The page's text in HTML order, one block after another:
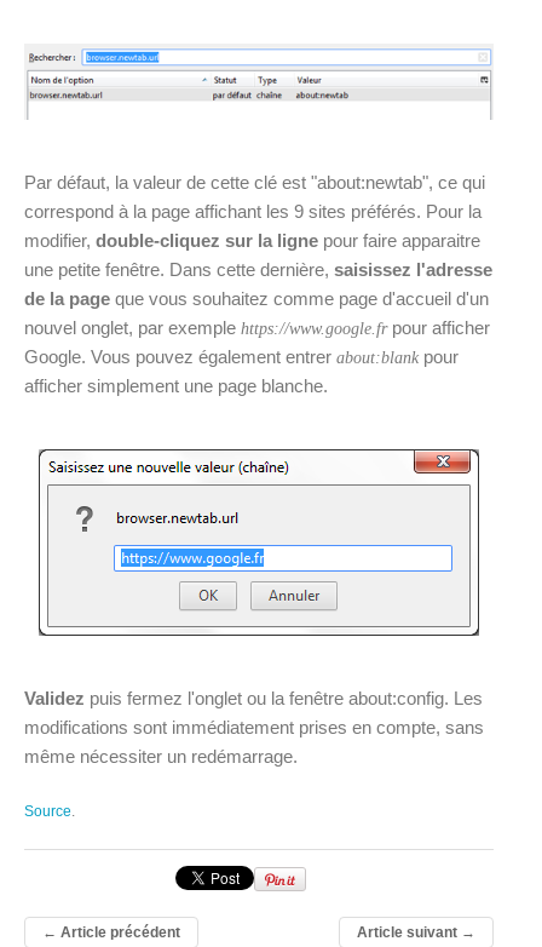
Par défaut, la valeur de cette clé est "about:newtab", ce qui
correspond à la page affichant les 9 sites préférés. Pour la
modifier, double-cliquez sur la ligne pour faire apparaitre
une petite fenêtre. Dans cette dernière, saisissez l'adresse
de la page que vous souhaitez comme page d'accueil d'un
nouvel onglet, par exemple https://www.google.frpour afficher
Google. Vous pouvez également entrer about:blank pour
afficher simplement une page blanche.
Validez puis fermez l'onglet ou la fenêtre about:config. Les
modifications sont immédiatement prises en compte, sans
même nécessiter un redémarrage.
Source.
← Article précédent Article suivant→